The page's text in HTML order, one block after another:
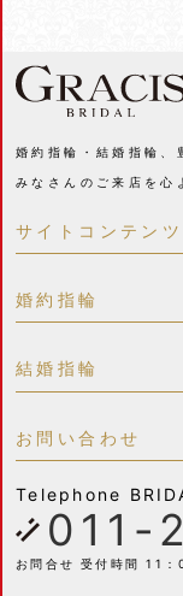
婚約指輪・結婚指輪、
みなさんのご来店を心
サイトコンテンツ
婚約指輪
結婚指輪
お問い合わせ
Telephone
011-
お問合せ 受付時間 11